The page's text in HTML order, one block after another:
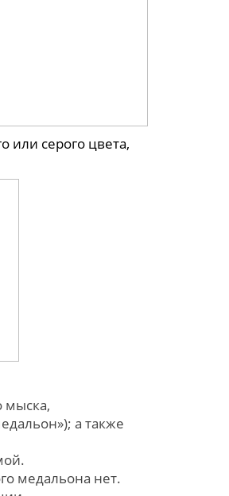
или серого цвета,
мыска,
а также
медальона нет.